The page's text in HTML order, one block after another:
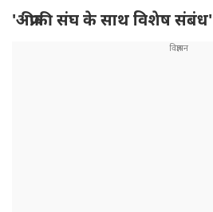
'अफ्रीकी संघ के साथ विशेष संबंध'